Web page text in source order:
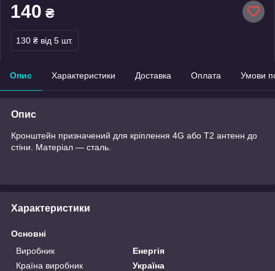
140 ₴
130 ₴ від 5 шт.
Опис Характеристики Доставка Оплата Умови
Опис
Кронштейн призначений для кріплення 4G або Т2 антенн до
стіни. Матеріал — сталь.
Характеристики
Основні
Виробник
Енергія
Країна виробник
Україна